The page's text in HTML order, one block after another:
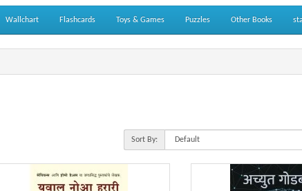
Wallchart Flashcards Toys & Games Puzzles Other Books
Sort By: